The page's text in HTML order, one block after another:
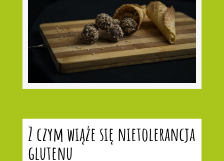
Z czym wiąże się nietolerancja
glutenu